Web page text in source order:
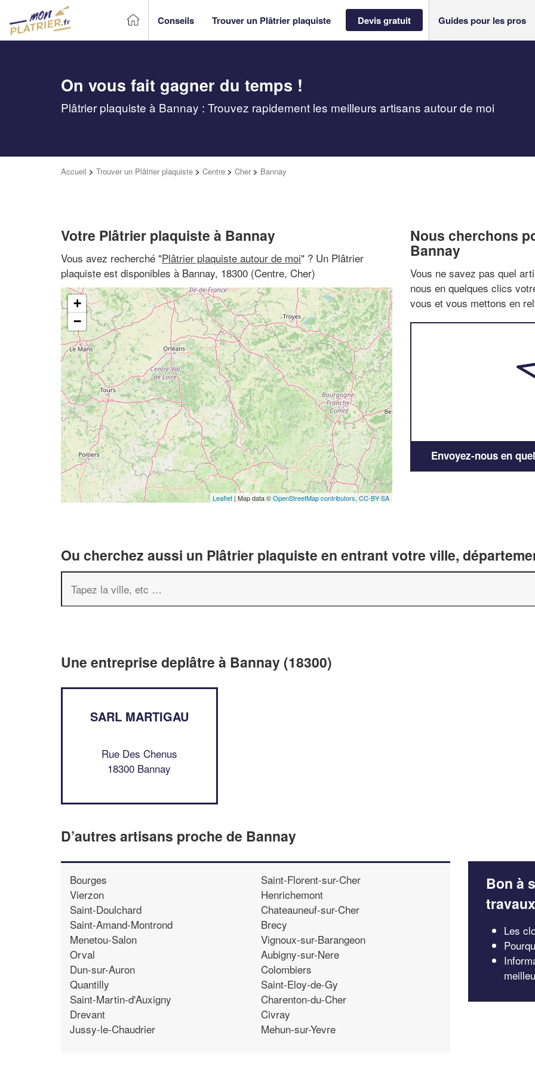
Conseils Trouver un Plâtrier plaquiste Devis gratuit Guides pour les pros
On vous fait gagner du temps !
Plâtrier plaquiste à Bannay : Trouvez rapidement les meilleurs artisans autour de moi
Accueil > Trouver un Plâtrier plaquiste > Centre > Cher > Bannay
Votre Plâtrier plaquiste à Bannay
Vous avez recherché "Plâtrier plaquiste autour de moi" ? Un Plâtrier
plaquiste est disponibles à Bannay, 18300 (Centre, Cher)
+
−
Leaflet | Map data ©OpenStreetMap contributors,CC-BY-SA
Nous cherchons
Bannay
Vous ne savez pas quel
nous en quelques clics
vous et vous mettons en
Envoyez-nous en
Ou cherchez aussi un Plâtrier plaquiste en entrant votre ville,
Une entreprise deplâtre à Bannay (18300)
SARL MARTIGAU
Rue Des Chenus
18300 Bannay
D’autres artisans proche de Bannay
Bourges
Vierzon
Saint-Doulchard
Saint-Amand-Montrond
Menetou-Salon
Orval
Dun-sur-Auron
Quantilly
Saint-Martin-d'Auxigny
Drevant
Jussy-le-Chaudrier
Saint-Florent-sur-Cher
Henrichemont
Chateauneuf-sur-Cher
Brecy
Vignoux-sur-Barangeon
Aubigny-sur-Nere
Colombiers
Saint-Eloy-de-Gy
Charenton-du-Cher
Civray
Mehun-sur-Yevre
Bon à
travaux
Les